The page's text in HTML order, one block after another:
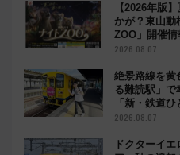
【2026年版
かが？東山動
ZOO」開催情
2026.08.07
絶景路線を黄
る難読駅」
「新・鉄道
鉄道」
2026.08.07
ドクターイ